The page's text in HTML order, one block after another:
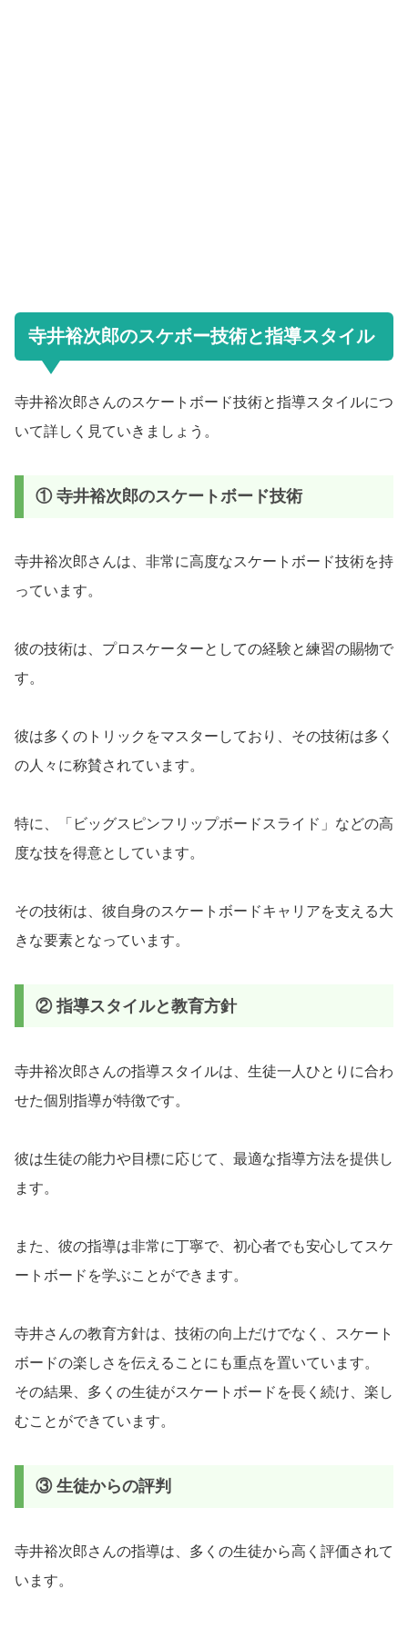
寺井裕次郎のスケボー技術と指導スタイル
寺井裕次郎さんのスケートボード技術と指導スタイルにつ
いて詳しく見ていきましょう。
① 寺井裕次郎のスケートボード技術
寺井裕次郎さんは、非常に高度なスケートボード技術を持
っています。
彼の技術は、プロスケーターとしての経験と練習の賜物で
す。
彼は多くのトリックをマスターしており、その技術は多く
の人々に称賛されています。
特に、「ビッグスピンフリップボードスライド」などの高
度な技を得意としています。
その技術は、彼自身のスケートボードキャリアを支える大
きな要素となっています。
② 指導スタイルと教育方針
寺井裕次郎さんの指導スタイルは、生徒一人ひとりに合わ
せた個別指導が特徴です。
彼は生徒の能力や目標に応じて、最適な指導方法を提供し
ます。
また、彼の指導は非常に丁寧で、初心者でも安心してスケ
ートボードを学ぶことができます。
寺井さんの教育方針は、技術の向上だけでなく、スケート
ボードの楽しさを伝えることにも重点を置いています。
その結果、多くの生徒がスケートボードを長く続け、楽し
むことができています。
③ 生徒からの評判
寺井裕次郎さんの指導は、多くの生徒から高く評価されて
います。